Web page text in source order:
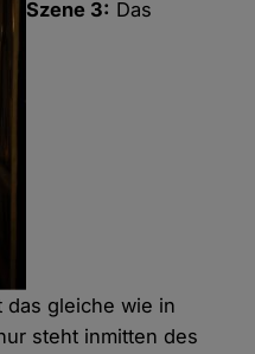
Szene 3: Das
das gleiche wie in
steht inmitten des